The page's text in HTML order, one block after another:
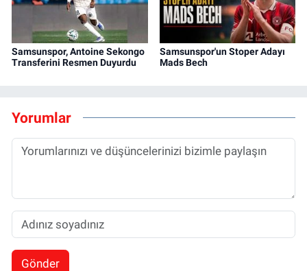
Samsunspor, Antoine Sekongo
Transferini Resmen Duyurdu
Samsunspor'un Stoper Adayı
Mads Bech
Yorumlar
Gönder